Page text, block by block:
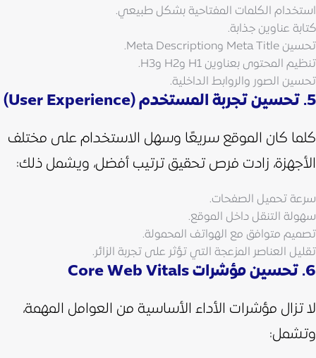
استخدام الكلمات المفتاحية بشكل طبيعي.
كتابة عناوين جذابة.
تحسين Meta Title وMeta Description.
تنظيم المحتوى بعناوين H1 وH2 وH3.
تحسين الصور والروابط الداخلية.
5. تحسين تجربة المستخدم (User Experience)
كلما كان الموقع سريعًا وسهل الاستخدام على مختلف
الأجهزة، زادت فرص تحقيق ترتيب أفضل، ويشمل ذلك:
سرعة تحميل الصفحات.
سهولة التنقل داخل الموقع.
تصميم متوافق مع الهواتف المحمولة.
تقليل العناصر المزعجة التي تؤثر على تجربة الزائر.
6. تحسين مؤشرات Core Web Vitals
لا تزال مؤشرات الأداء الأساسية من العوامل المهمة،
وتشمل: